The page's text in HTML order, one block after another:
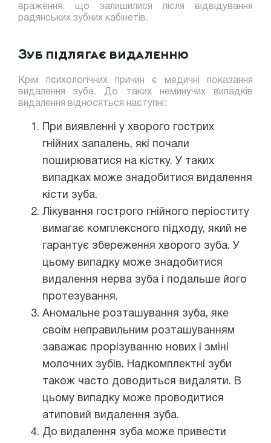
враження, що залишилися після відвідування
радянських зубних кабінетів.
Зуб підлягає видаленню
Крім психологічних причин є медичні показання
видалення зуба. До таких неминучих випадків
видалення відносяться наступні:
При виявленні у хворого гострих
гнійних запалень, які почали
поширюватися на кістку. У таких
випадках може знадобитися видалення
кісти зуба.
Лікування гострого гнійного періоститу
вимагає комплексного підходу, який не
гарантує збереження хворого зуба. У
цьому випадку може знадобитися
видалення нерва зуба і подальше його
протезування.
Аномальне розташування зуба, яке
своїм неправильним розташуванням
заважає прорізуванню нових і зміні
молочних зубів. Надкомплектні зуби
також часто доводиться видаляти. В
цьому випадку може проводитися
атиповий видалення зуба.
До видалення зуба може привести